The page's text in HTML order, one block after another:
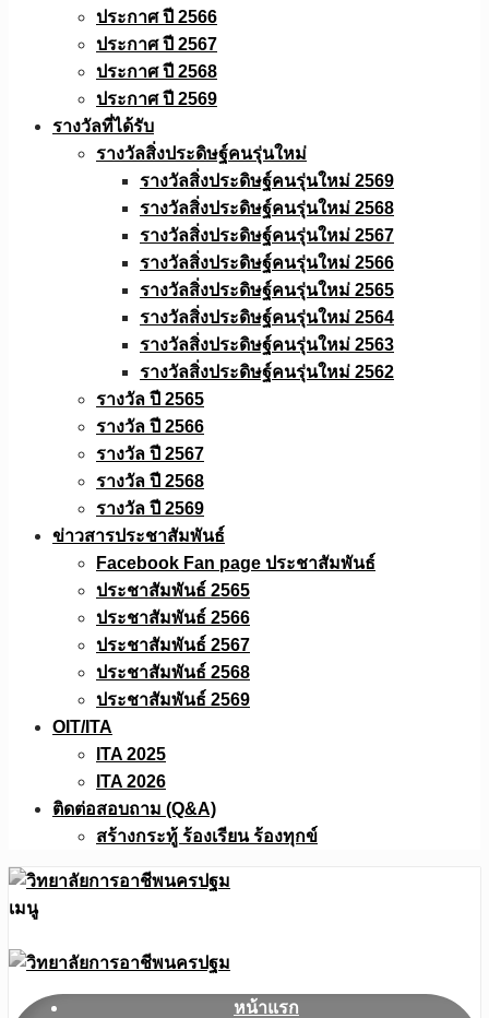
ประกาศ ปี 2566
ประกาศ ปี 2567
ประกาศ ปี 2568
ประกาศ ปี 2569
รางวัลที่ได้รับ
รางวัลสิ่งประดิษฐ์คนรุ่นใหม่
รางวัลสิ่งประดิษฐ์คนรุ่นใหม่ 2569
รางวัลสิ่งประดิษฐ์คนรุ่นใหม่ 2568
รางวัลสิ่งประดิษฐ์คนรุ่นใหม่ 2567
รางวัลสิ่งประดิษฐ์คนรุ่นใหม่ 2566
รางวัลสิ่งประดิษฐ์คนรุ่นใหม่ 2565
รางวัลสิ่งประดิษฐ์คนรุ่นใหม่ 2564
รางวัลสิ่งประดิษฐ์คนรุ่นใหม่ 2563
รางวัลสิ่งประดิษฐ์คนรุ่นใหม่ 2562
รางวัล ปี 2565
รางวัล ปี 2566
รางวัล ปี 2567
รางวัล ปี 2568
รางวัล ปี 2569
ข่าวสารประชาสัมพันธ์
Facebook Fan page ประชาสัมพันธ์
ประชาสัมพันธ์ 2565
ประชาสัมพันธ์ 2566
ประชาสัมพันธ์ 2567
ประชาสัมพันธ์ 2568
ประชาสัมพันธ์ 2569
OIT/ITA
ITA 2025
ITA 2026
ติดต่อสอบถาม (Q&A)
สร้างกระทู้ ร้องเรียน ร้องทุกข์
เมนู
หน้าแรก